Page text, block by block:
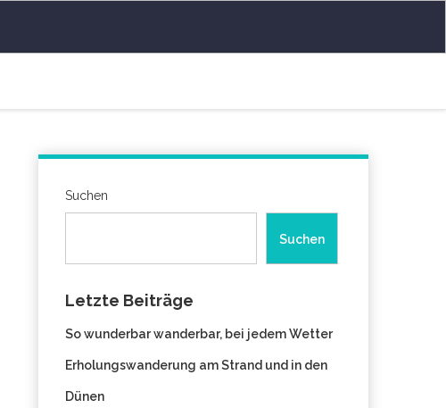
Suchen
Suchen
Letzte Beiträge
So wunderbar wanderbar, bei jedem Wetter
Erholungswanderung am Strand und in den
Dünen